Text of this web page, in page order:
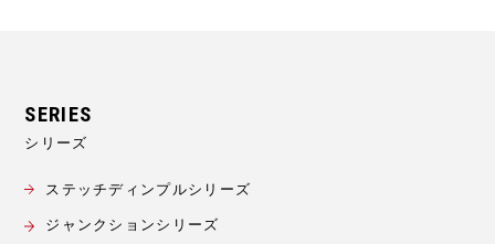
シリーズ
ステッチディンプルシリーズ
ジャンクションシリーズ